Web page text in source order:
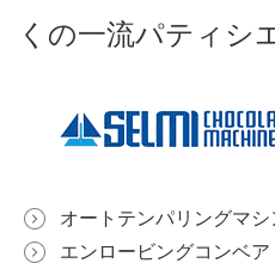
くの一流パティシ
オートテンパリングマ
エンロービングコンベ